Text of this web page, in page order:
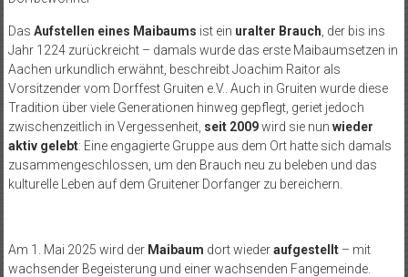
Das Aufstellen eines Maibaums ist ein uralter Brauch , der bis ins
Jahr 1224 zurückreicht – damals wurde das erste Maibaumsetzen in
Aachen urkundlich erwähnt, beschreibt Joachim Raitor als
Vorsitzender vom Dorffest Gruiten e.V.. Auch in Gruiten wurde diese
Tradition über viele Generationen hinweg gepflegt, geriet jedoch
zwischenzeitlich in Vergessenheit, seit 2009wird sie nun wieder
aktiv gelebt: Eine engagierte Gruppe aus dem Ort hatte sich damals
zusammengeschlossen, um den Brauch neu zu beleben und das
kulturelle Leben auf dem Gruitener Dorfanger zu bereichern.
Am 1. Mai 2025 wird der Maibaum dort wiederaufgestellt– mit
wachsender Begeisterung und einer wachsenden Fangemeinde.